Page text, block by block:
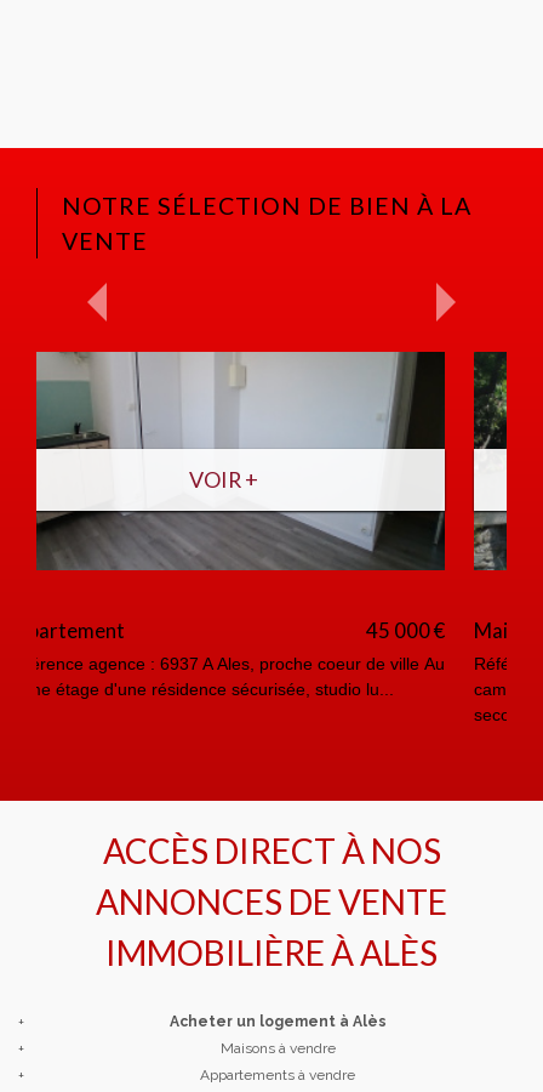
NOTRE SÉLECTION DE BIEN À LA
VENTE
VOIR +
Maison 179 000 €
Référence agence : 6885 M 5 Min d'Ales, environnement
campagne Actuellement occupée en résidence
ACCÈS DIRECT À NOS
ANNONCES DE VENTE
IMMOBILIÈRE ÀALÈS
+
Acheter un logement à Alès
+
Maisons à vendre
+
Appartements à vendre